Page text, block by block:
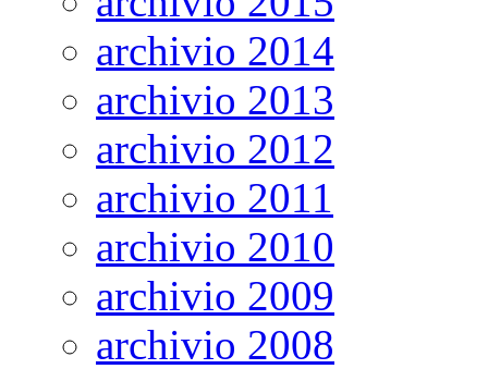
archivio 2014
archivio 2013
archivio 2012
archivio 2011
archivio 2010
archivio 2009
archivio 2008